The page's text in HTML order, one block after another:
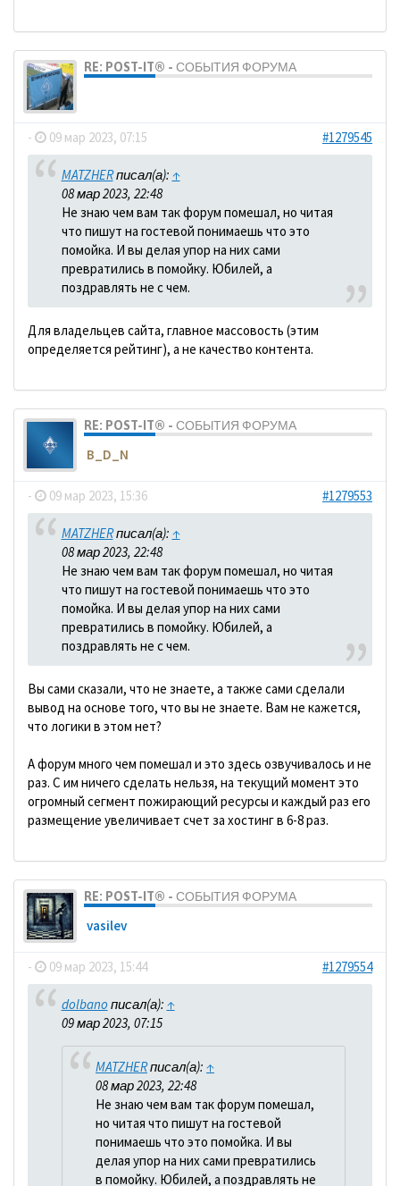
RE: POST-IT® - СОБЫТИЯ ФОРУМА
- 09 мар 2023, 07:15 #1279545
MATZHERписал(а): ↑
08 мар 2023, 22:48
Не знаю чем вам так форум помешал, но читая
что пишут на гостевой понимаешь что это
помойка. И вы делая упор на них сами
превратились в помойку. Юбилей, а
поздравлять не с чем.
Для владельцев сайта, главное массовость (этим
определяется рейтинг), а не качество контента.
RE: POST-IT® - СОБЫТИЯ ФОРУМА
B_D_N
- 09 мар 2023, 15:36 #1279553
MATZHERписал(а): ↑
08 мар 2023, 22:48
Не знаю чем вам так форум помешал, но читая
что пишут на гостевой понимаешь что это
помойка. И вы делая упор на них сами
превратились в помойку. Юбилей, а
поздравлять не с чем.
Вы сами сказали, что не знаете, а также сами сделали
вывод на основе того, что вы не знаете. Вам не кажется,
что логики в этом нет?
А форум много чем помешал и это здесь озвучивалось и не
раз. С им ничего сделать нельзя, на текущий момент это
огромный сегмент пожирающий ресурсы и каждый раз его
размещение увеличивает счет за хостинг в 6-8 раз.
RE: POST-IT® - СОБЫТИЯ ФОРУМА
vasilev
- 09 мар 2023, 15:44 #1279554
dolbano писал(а): ↑
09 мар 2023, 07:15
MATZHERписал(а): ↑
08 мар 2023, 22:48
Не знаю чем вам так форум помешал,
но читая что пишут на гостевой
понимаешь что это помойка. И вы
делая упор на них сами превратились
в помойку. Юбилей, а поздравлять не